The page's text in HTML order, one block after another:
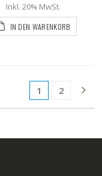
Inkl. 20% MwSt.
IN DEN WARENKORB
1 2